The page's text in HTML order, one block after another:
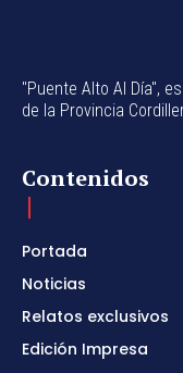
"Puente Alto Al Día",
de la Provincia
Contenidos
Portada
Noticias
Relatos exclusivos
Edición Impresa